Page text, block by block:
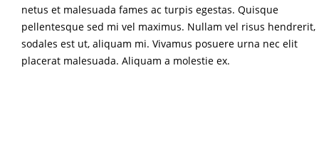
netus et malesuada fames ac turpis egestas. Quisque
pellentesque sed mi vel maximus. Nullam vel risus hendrerit,
sodales est ut, aliquam mi. Vivamus posuere urna nec elit
placerat malesuada. Aliquam a molestie ex.